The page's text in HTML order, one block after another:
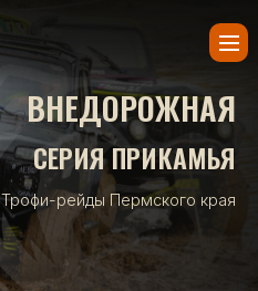
ВНЕДОРОЖНАЯ
СЕРИЯ ПРИКАМЬЯ
Трофи-рейды Пермского края